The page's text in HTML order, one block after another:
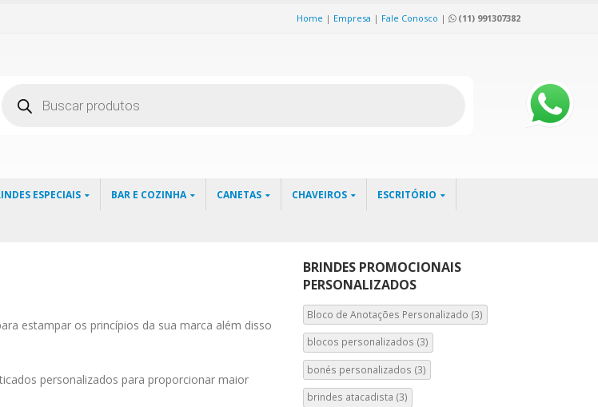
Home | Empresa | Fale Conosco | (11) 991307382
produtos
ESPECIAIS BAR E COZINHA CANETAS CHAVEIROS ESCRITÓRIO
estampar os princípios da sua marca além disso
personalizados para proporcionar maior
BRINDES PROMOCIONAIS
PERSONALIZADOS
Bloco de Anotações Personalizado (3)
blocos personalizados (3)
bonés personalizados (3)
brindes atacadista (3)